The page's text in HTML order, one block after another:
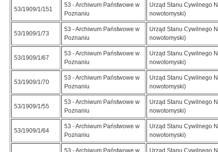
53/1909/1/151
53 - Archiwum Państwowe w
Poznaniu
Urząd Stanu Cywilnego
nowotomyski)
53/1909/1/73
53 - Archiwum Państwowe w
Poznaniu
Urząd Stanu Cywilnego
nowotomyski)
53/1909/1/67
53 - Archiwum Państwowe w
Poznaniu
Urząd Stanu Cywilnego
nowotomyski)
53/1909/1/70
53 - Archiwum Państwowe w
Poznaniu
Urząd Stanu Cywilnego
nowotomyski)
53/1909/1/55
53 - Archiwum Państwowe w
Poznaniu
Urząd Stanu Cywilnego
nowotomyski)
53/1909/1/64
53 - Archiwum Państwowe w
Poznaniu
Urząd Stanu Cywilnego
nowotomyski)
53 - Archiwum Państwowe w
Urząd Stanu Cywilnego